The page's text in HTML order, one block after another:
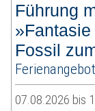
Führung
Fossil
Ferienangebot
07.08.2026 bis